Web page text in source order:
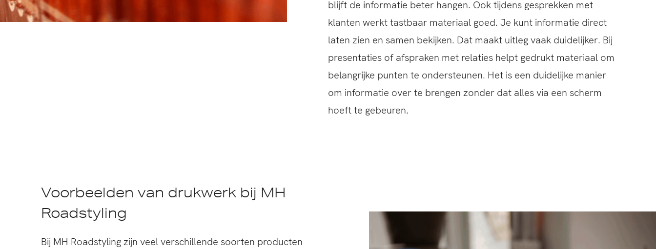
blijft de informatie beter hangen. Ook tijdens gesprekken met
klanten werkt tastbaar materiaal goed. Je kunt informatie direct
laten zien en samen bekijken. Dat maakt uitleg vaak duidelijker. Bij
presentaties of afspraken met relaties helpt gedrukt materiaal om
belangrijke punten te ondersteunen. Het is een duidelijke manier
om informatie over te brengen zonder dat alles via een scherm
hoeft te gebeuren.
Voorbeelden van drukwerk bij MH
Roadstyling
Bij MH Roadstyling zijn veel verschillende soorten producten